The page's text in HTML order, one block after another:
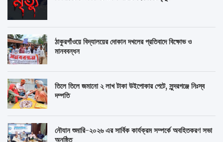
ঠাকুরগাঁওয়ে বিদ্যালয়ের দোকান দখলের প্রতিবাদে বিক্ষোভ ও
মানববন্ধন
তিলে তিলে জমানো ২ লাখ টাকা উইপোকার পেটে, সুন্দরগঞ্জে নিঃস্ব
দম্পতি
নৌযান শুমারি-২০২৬ এর সার্বিক কার্যক্রম সম্পর্কে অবহিতকরণ সভা
অনুষ্ঠিত